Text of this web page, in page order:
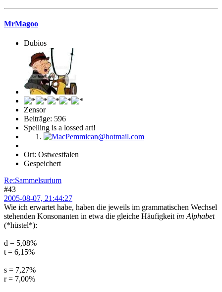
MrMagoo
Dubios
Zensor
Beiträge: 596
Spelling is a lossed art!
Ort: Ostwestfalen
Gespeichert
Re:Sammelsurium
#43
2005-08-07, 21:44:27
Wie ich erwartet habe, haben die jeweils im grammatischen Wechsel
stehenden Konsonanten in etwa die gleiche Häufigkeit im Alphabet
(*hüstel*):
d = 5,08%
t = 6,15%
s = 7,27%
r = 7,00%